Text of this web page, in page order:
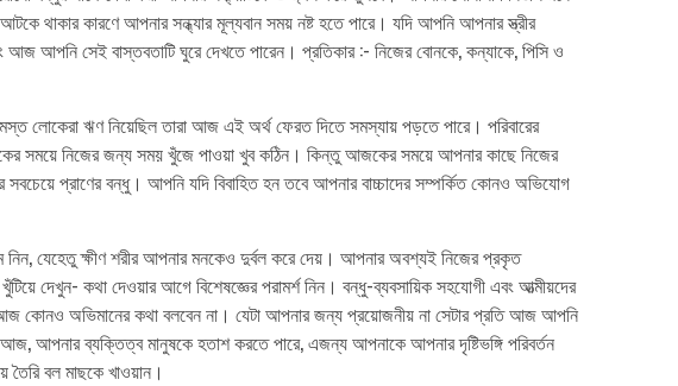
থাকার কারণে আপনার সন্ধ্যার মূল্যবান সময় নষ্ট হতে পারে। যদি আপনি আপনার স্ত্রীর
আপনি সেই বাস্তবতাটি ঘুরে দেখতে পারেন। প্রতিকার :- নিজের বোনকে, কন্যাকে, পিসি ও
ঋণ নিয়েছিল তারা আজ এই অর্থ ফেরত দিতে সমস্যায় পড়তে পারে। পরিবারের
সময়ে নিজের জন্য সময় খুঁজে পাওয়া খুব কঠিন। কিন্তু আজকের সময়ে আপনার কাছে নিজের
প্রাণের বন্ধু। আপনি যদি বিবাহিত হন তবে আপনার বাচ্চাদের সম্পর্কিত কোনও অভিযোগ
যেহেতু ক্ষীণ শরীর আপনার মনকেও দুর্বল করে দেয়। আপনার অবশ্যই নিজের প্রকৃত
দেখুন- কথা দেওয়ার আগে বিশেষজ্ঞের পরামর্শ নিন। বন্ধু-ব্যবসায়িক সহযোগী এবং আত্মীয়দের
কোনও অভিমানের কথা বলবেন না। যেটা আপনার জন্য প্রয়োজনীয় না সেটার প্রতি আজ আপনি
আপনার ব্যক্তিত্ব মানুষকে হতাশ করতে পারে, এজন্য আপনাকে আপনার দৃষ্টিভঙ্গি পরিবর্তন
বল মাছকে খাওয়ান।